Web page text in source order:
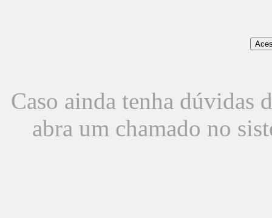
Caso ainda tenha dúvidas
abra um chamado no